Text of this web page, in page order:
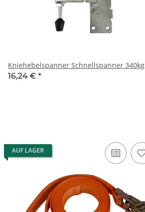
Kniehebelspanner Schnellspanner 340kg
16,24 € *
AUF LAGER